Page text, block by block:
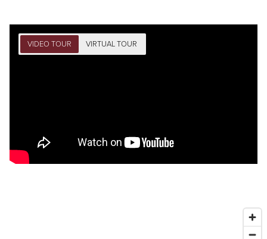
VIDEO TOUR VIRTUAL TOUR